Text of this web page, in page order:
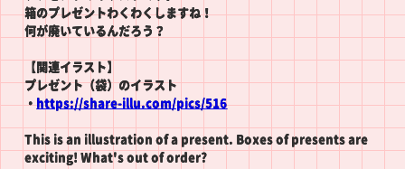
箱のプレゼントわくわくしますね！
何が廃いているんだろう？
【関連イラスト】
プレゼント（袋）のイラスト
・https://share-illu.com/pics/516
This is an illustration of a present. Boxes of presents are
exciting! What's out of order?